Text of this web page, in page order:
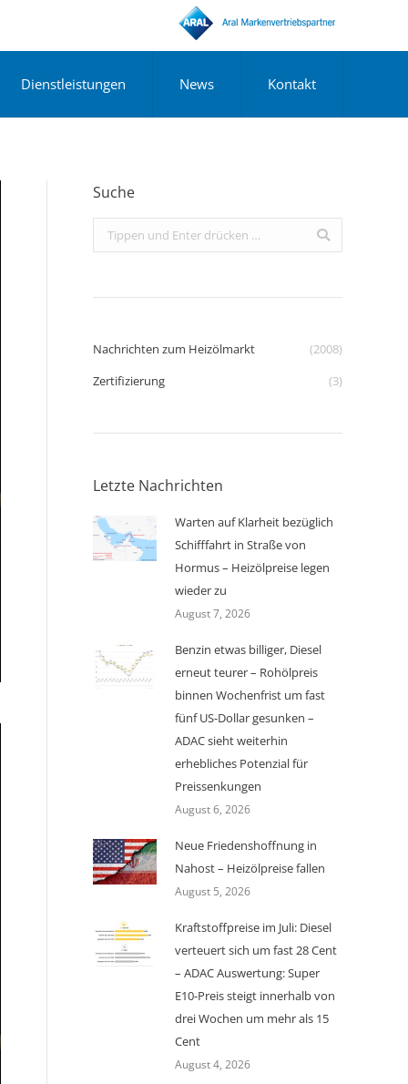
Dienstleistungen News Kontakt
Suche
Search:
Nachrichten zum Heizölmarkt
(2008)
Zertifizierung
(3)
Letzte Nachrichten
Warten auf Klarheit bezüglich
Schifffahrt in Straße von
Hormus – Heizölpreise legen
wieder zu
August 7, 2026
Benzin etwas billiger, Diesel
erneut teurer – Rohölpreis
binnen Wochenfrist um fast
fünf US-Dollar gesunken –
ADAC sieht weiterhin
erhebliches Potenzial für
Preissenkungen
August 6, 2026
Neue Friedenshoffnung in
Nahost – Heizölpreise fallen
August 5, 2026
Kraftstoffpreise im Juli: Diesel
verteuert sich um fast 28 Cent
– ADAC Auswertung: Super
E10-Preis steigt innerhalb von
drei Wochen um mehr als 15
Cent
August 4, 2026